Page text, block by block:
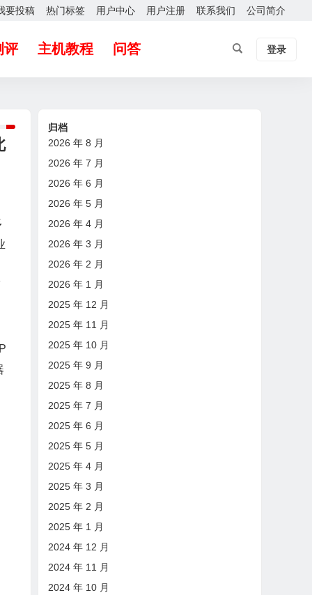
要投稿 热门标签 用户中心 用户注册 联系我们 公司简介
评 主机教程 问答 登录
归档
2026 年 8 月
2026 年 7 月
2026 年 6 月
2026 年 5 月
2026 年 4 月
2026 年 3 月
2026 年 2 月
2026 年 1 月
2025 年 12 月
2025 年 11 月
2025 年 10 月
2025 年 9 月
2025 年 8 月
2025 年 7 月
2025 年 6 月
2025 年 5 月
2025 年 4 月
2025 年 3 月
2025 年 2 月
2025 年 1 月
2024 年 12 月
2024 年 11 月
2024 年 10 月